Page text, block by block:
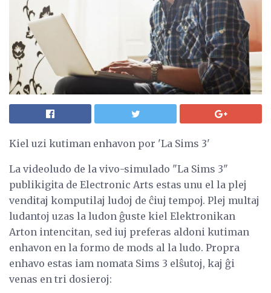
Kiel uzi kutiman enhavon por 'La Sims 3'
La videoludo de la vivo-simulado "La Sims 3"
publikigita de Electronic Arts estas unu el la plej
venditaj komputilaj ludoj de ĉiuj tempoj. Plej multaj
ludantoj uzas la ludon ĝuste kiel Elektronikan
Arton intencitan, sed iuj preferas aldoni kutiman
enhavon en la formo de mods al la ludo. Propra
enhavo estas iam nomata Sims 3 elŝutoj, kaj ĝi
venas en tri dosieroj: